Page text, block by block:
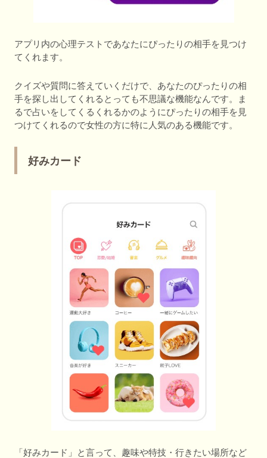
アプリ内の心理テストであなたにぴったりの相手を見つけ
てくれます。
クイズや質問に答えていくだけで、あなたのぴったりの相
手を探し出してくれるとっても不思議な機能なんです。ま
るで占いをしてくるくれるかのようにぴったりの相手を見
つけてくれるので女性の方に特に人気のある機能です。
好みカード
「好みカード」と言って、趣味や特技・行きたい場所など